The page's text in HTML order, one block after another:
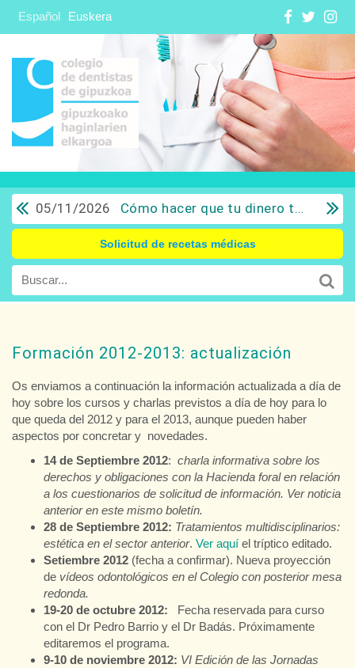
Español Euskera
05/11/2026 Cómo hacer que tu dinero trabaje para ti: Del ahorro a la inversión con sentido común.
Solicitud de recetas médicas
Formación 2012-2013: actualización
Os enviamos a continuación la información actualizada a día de
hoy sobre los cursos y charlas previstos a día de hoy para lo
que queda del 2012 y para el 2013, aunque pueden haber
aspectos por concretar y novedades.
14 de Septiembre 2012: charla informativa sobre los
derechos y obligaciones con la Hacienda foral en relación
a los cuestionarios de solicitud de información. Ver noticia
anterior en este mismo boletín.
28 de Septiembre 2012: Tratamientos multidisciplinarios:
estética en el sector anterior. Ver aquí el tríptico editado.
Setiembre 2012 (fecha a confirmar). Nueva proyección
de vídeos odontológicos en el Colegio con posterior mesa
redonda.
19-20 de octubre 2012: Fecha reservada para curso
con el Dr Pedro Barrio y el Dr Badás. Próximamente
editaremos el programa.
9-10 de noviembre 2012: VI Edición de las Jornadas